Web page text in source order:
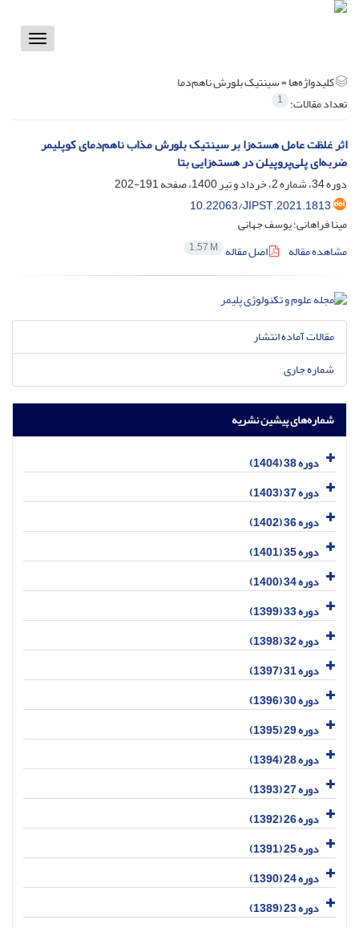
Toggle
کلیدواژه‌ها =سینتیک بلورش ناهم‌دما
تعداد مقالات: 1
اثر غلظت عامل هسته‌زا بر سینتیک بلورش مذاب ناهم‌دمای کوپلیمر
ضربه‌ای پلی‌پروپیلن در هسته‌زایی بتا
دوره 34، شماره 2، خرداد و تیر 1400، صفحه
191-202
10.22063/JIPST.2021.1813
مینا فراهانی؛ یوسف جهانی
مشاهده مقاله
اصل مقاله 1.57 M
مقالات آماده انتشار
شماره جاری
شماره‌های پیشین نشریه
دوره 38 (1404)
دوره 37 (1403)
دوره 36 (1402)
دوره 35 (1401)
دوره 34 (1400)
دوره 33 (1399)
دوره 32 (1398)
دوره 31 (1397)
دوره 30 (1396)
دوره 29 (1395)
دوره 28 (1394)
دوره 27 (1393)
دوره 26 (1392)
دوره 25 (1391)
دوره 24 (1390)
دوره 23 (1389)